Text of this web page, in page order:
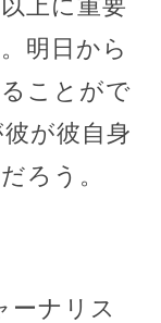
上に重要
明日から
ことがで
が彼自身
ろう。
ーナリス